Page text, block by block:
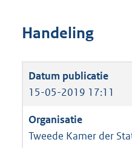
Handeling
15-05-2019 17:11
Tweede Kamer der